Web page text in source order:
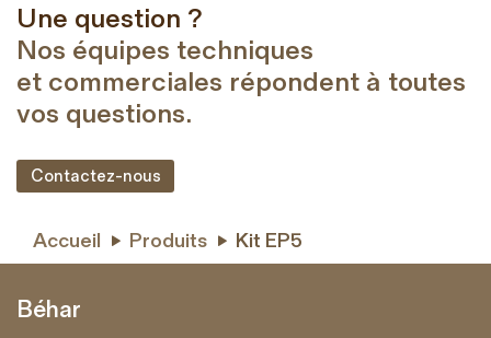
Une question ?
Nos équipes techniques
et commerciales répondent à toutes
vos questions.
Contactez-nous
Accueil  Produits  Kit EP5
Béhar